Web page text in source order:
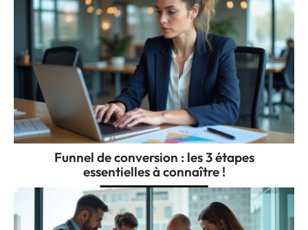
Funnel de conversion : les 3 étapes
essentielles à connaître !